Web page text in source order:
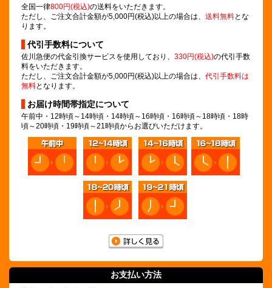
全国一律800円(税込)の送料をいただきます。
ただし、ご注文合計金額が5,000円(税込)以上の場合は、 送料無料とな
ります。
代引手数料について
佐川急便の代金引換サービスを使用しており、 330円(税込)の代引手数
料をいただきます。
ただし、ご注文合計金額が5,000円(税込)以上の場合は、 代引手数料は
無料となります。
お届け時間帯指定について
午前中・12時頃～14時頃・14時頃～16時頃・16時頃～18時頃・18時
頃～20時頃・19時頃～21時頃からお選びいただけます。
お支払い方法